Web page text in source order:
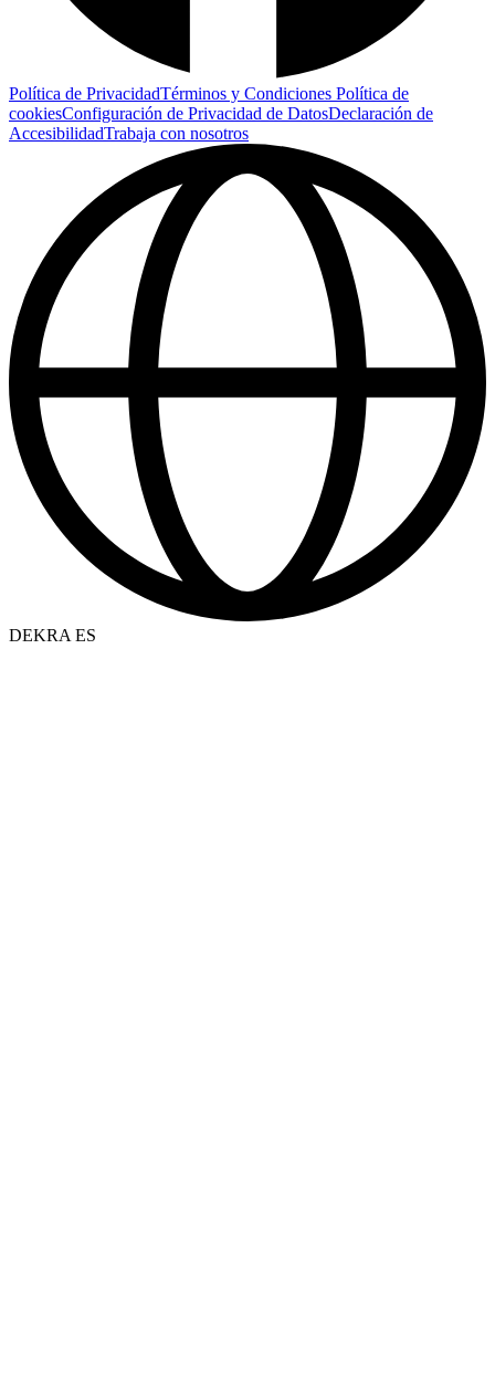
Política de PrivacidadTérminos y Condiciones Política de
cookiesConfiguración de Privacidad de DatosDeclaración de
AccesibilidadTrabaja con nosotros
DEKRA ES